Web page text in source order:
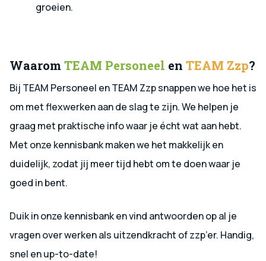
groeien.
WaaromTEAM Personeel en TEAM Zzp?
Bij TEAM Personeel en TEAM Zzp snappen we hoe het is
om met flexwerken aan de slag te zijn. We helpen je
graag met praktische info waar je écht wat aan hebt.
Met onze kennisbank maken we het makkelijk en
duidelijk, zodat jij meer tijd hebt om te doen waar je
goed in bent.
Duik in onze kennisbank en vind antwoorden op al je
vragen over werken als uitzendkracht of zzp’er. Handig,
snel en up-to-date!